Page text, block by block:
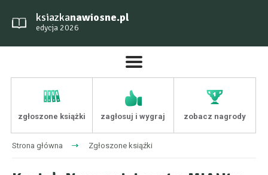
ksiazkanawiosne.pl
edycja 2026
zgłoszone książki zagłosuj i wygraj zobacz nagrody
Strona główna Zgłoszone ksiąźki